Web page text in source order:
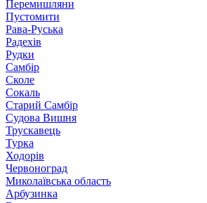
Перемишляни
Пустомити
Рава-Руська
Радехів
Рудки
Самбір
Сколе
Сокаль
Старий Самбір
Судова Вишня
Трускавець
Турка
Ходорів
Червоноград
Миколаївська область
Арбузинка